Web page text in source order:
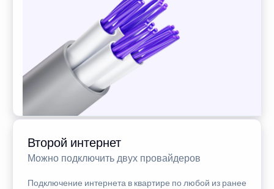
Второй интернет
Можно подключить двух провайдеров
Подключение интернета в квартире по любой из ранее